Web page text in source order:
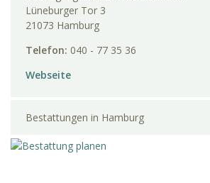
Lüneburger Tor 3
21073 Hamburg
Telefon: 040 - 77 35 36
Webseite
Bestattungen in Hamburg